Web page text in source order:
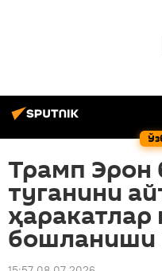
Трамп Эрон
туганини
ҳаракатлар
бошланиши